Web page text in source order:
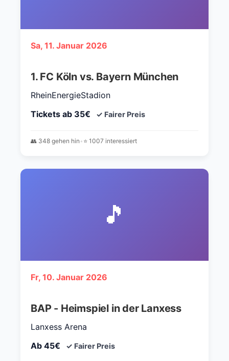
Sa, 11. Januar 2026
1. FC Köln vs. Bayern München
RheinEnergieStadion
Tickets ab 35€
✓ Fairer Preis
👥 348 gehen hin • ⭐ 1007 interessiert
🎵
Fr, 10. Januar 2026
BAP - Heimspiel in der Lanxess
Lanxess Arena
Ab 45€
✓ Fairer Preis